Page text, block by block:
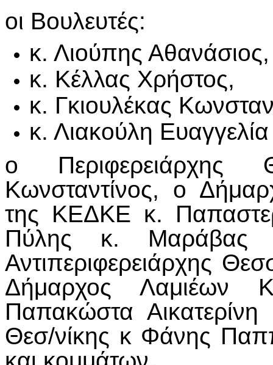
οι Βουλευτές:
κ. Λιούπης Αθανάσιος,
κ. Κέλλας Χρήστος,
κ. Γκιουλέκας
κ. Λιακούλη Ευαγγελία
ο Περιφερειάρχης
Κωνσταντίνος, ο
της ΚΕΔΚΕ κ.
Πύλης κ. Μαράβας
Αντιπεριφερειάρχης
Δήμαρχος Λαμιέων
Παπακώστα Αικατερίνη
Θεσ/νίκης κ Φάνης